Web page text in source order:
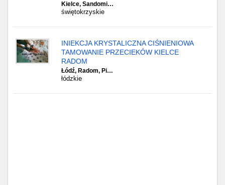
Kielce, Sandomi…
świętokrzyskie
INIEKCJA KRYSTALICZNA CIŚNIENIOWA
TAMOWANIE PRZECIEKÓW KIELCE
RADOM
Łódź, Radom, Pi…
łódzkie